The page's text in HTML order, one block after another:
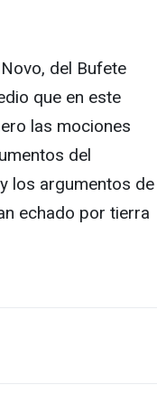
del Bufete
que en este
las mociones
del
los argumentos de
echado por tierra